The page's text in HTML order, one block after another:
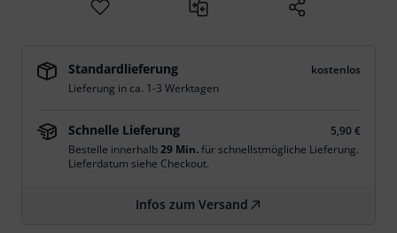
Standardlieferung
kostenlos
Lieferung in ca. 1-3 Werktagen
Schnelle Lieferung
5,90 €
Bestelle innerhalb29 Min.für schnellstmögliche Lieferung.
Lieferdatum siehe Checkout.
Infos zum Versand